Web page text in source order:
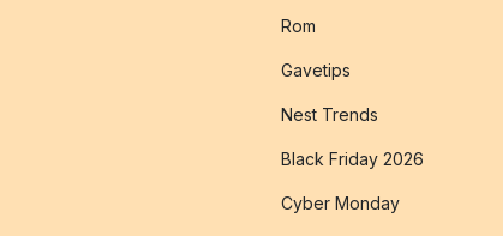
Rom
Gavetips
Nest Trends
Black Friday 2026
Cyber Monday